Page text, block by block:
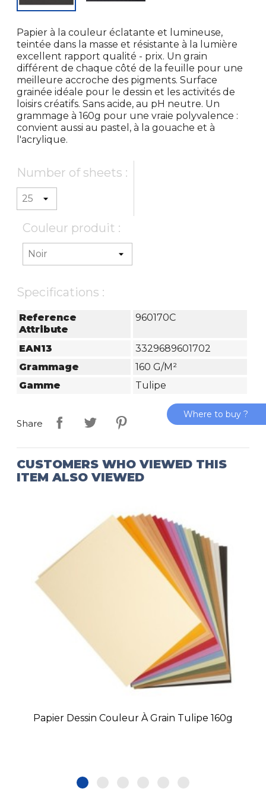
Papier à la couleur éclatante et lumineuse,
teintée dans la masse et résistante à la lumière
excellent rapport qualité - prix. Un grain
différent de chaque côté de la feuille pour une
meilleure accroche des pigments. Surface
grainée idéale pour le dessin et les activités de
loisirs créatifs. Sans acide, au pH neutre. Un
grammage à 160g pour une vraie polyvalence :
convient aussi au pastel, à la gouache et à
l'acrylique.
Number of sheets :
Couleur produit :
Specifications :
Reference
Attribute
960170C
EAN13
3329689601702
Grammage
160 G/m²
Gamme
Tulipe
Share
CUSTOMERS WHO VIEWED THIS
ITEM ALSO VIEWED
Papier Dessin Couleur À Grain Tulipe 160g
Where to buy ?